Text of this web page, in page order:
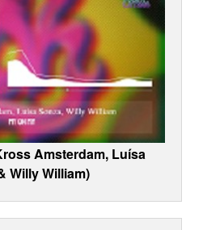
Amsterdam, Luísa
Willy William)